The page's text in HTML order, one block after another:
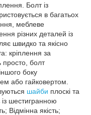
Болт із
в багатьох
меблеве
різних деталей із
швидко та якісно
кріплення за
просто, болт
боку
або гайковертом.
шайби плоскі та
шестигранною
Відмінна якість;